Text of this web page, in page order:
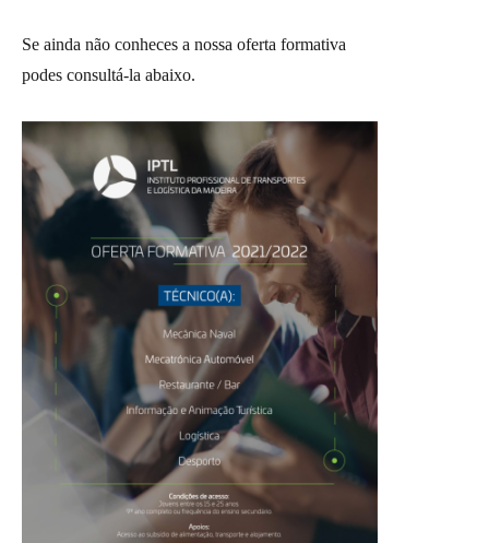
Se ainda não conheces a nossa oferta formativa
podes consultá-la abaixo.